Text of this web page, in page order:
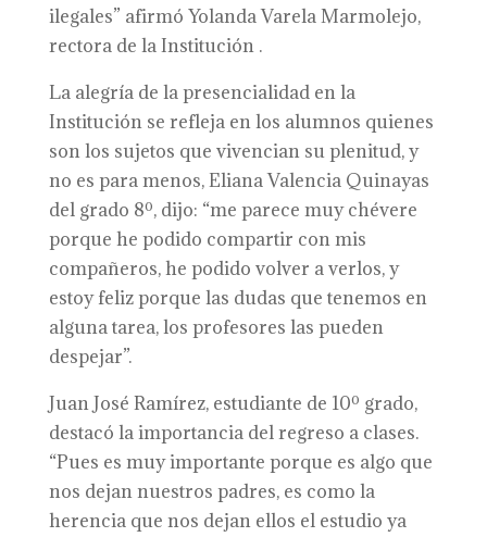
ilegales” afirmó Yolanda Varela Marmolejo,
rectora de la Institución .
La alegría de la presencialidad en la
Institución se refleja en los alumnos quienes
son los sujetos que vivencian su plenitud, y
no es para menos, Eliana Valencia Quinayas
del grado 8º, dijo: “me parece muy chévere
porque he podido compartir con mis
compañeros, he podido volver a verlos, y
estoy feliz porque las dudas que tenemos en
alguna tarea, los profesores las pueden
despejar”.
Juan José Ramírez, estudiante de 10º grado,
destacó la importancia del regreso a clases.
“Pues es muy importante porque es algo que
nos dejan nuestros padres, es como la
herencia que nos dejan ellos el estudio ya